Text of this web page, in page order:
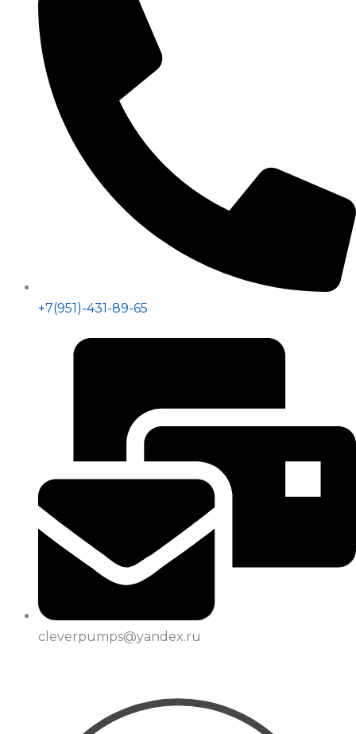
+7(951)-431-89-65
cleverpumps@yandex.ru